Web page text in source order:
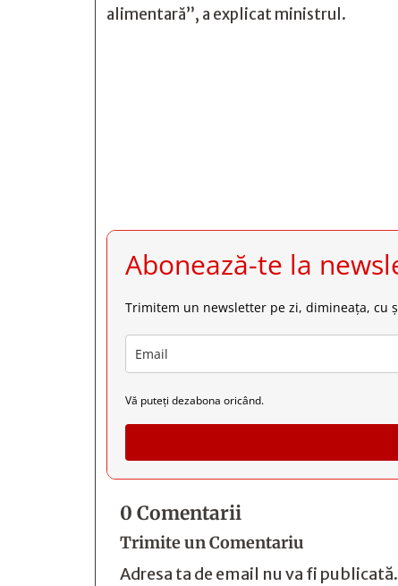
alimentară”, a explicat ministrul.
Abonează-te la
Trimitem un newsletter pe zi, dimineața, cu
Vă puteți dezabona oricând.
0 Comentarii
Trimite un Comentariu
Adresa ta de email nu va fi publicată.